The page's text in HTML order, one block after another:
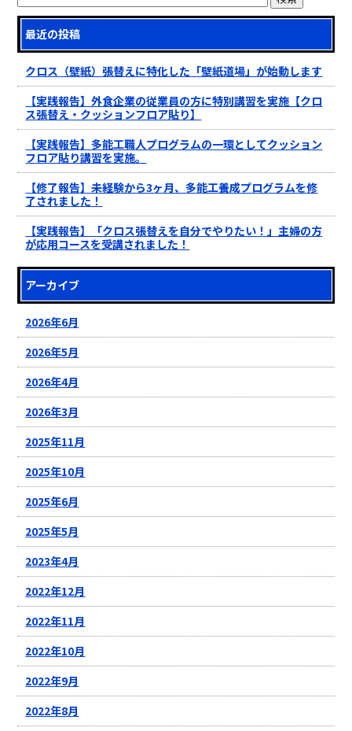
最近の投稿
クロス（壁紙）張替えに特化した「壁紙道場」が始動します
【実践報告】外食企業の従業員の方に特別講習を実施【クロ
ス張替え・クッションフロア貼り】
【実践報告】多能工職人プログラムの一環としてクッション
フロア貼り講習を実施。
【修了報告】未経験から3ヶ月、多能工養成プログラムを修
了されました！
【実践報告】「クロス張替えを自分でやりたい！」主婦の方
が応用コースを受講されました！
アーカイブ
2026年6月
2026年5月
2026年4月
2026年3月
2025年11月
2025年10月
2025年6月
2025年5月
2023年4月
2022年12月
2022年11月
2022年10月
2022年9月
2022年8月